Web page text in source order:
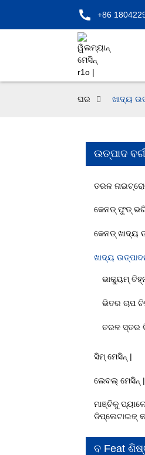
+86
ଘର ଖାଦ୍ୟ
ଉତ୍ପାଦ
ତରଳ
କେନଡ୍ ଫୁଡ୍
କେନଡ୍ ଖାଦ୍ୟ
ଖାଦ୍ୟ
ଭାକ୍ୟୁମ୍
ଭିତର ଚାପ
ତରଳ ସ୍ତର
ସିମ୍ ମେସିନ୍ |
ଲେବଲ୍ ମେସିନ୍ |
ମାଞ୍ଚିକୁ
ଡିପ୍ଲେଟାଇଜ୍
ବ Feat